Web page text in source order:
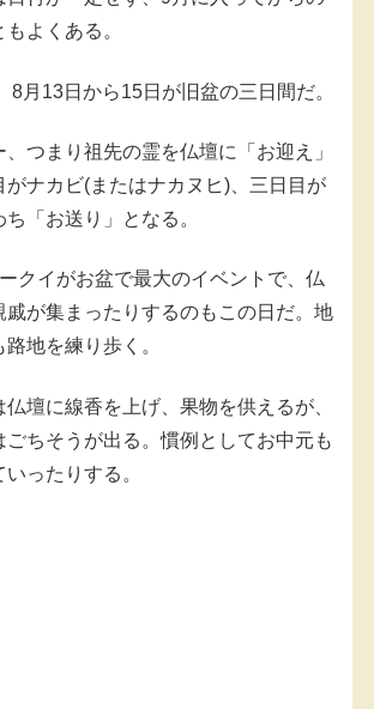
よくある。
8月13日から15日が旧盆の三日間だ。
つまり祖先の霊を仏壇に「お迎え」
がナカビ(またはナカヌヒ)、三日目が
「お送り」となる。
クイがお盆で最大のイベントで、仏
戚が集まったりするのもこの日だ。地
地を練り歩く。
壇に線香を上げ、果物を供えるが、
ごちそうが出る。慣例としてお中元も
ったりする。